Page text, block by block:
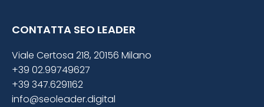
CONTATTA SEO LEADER
Viale Certosa 218, 20156 Milano
+39 02.99749627
+39 347.6291162
info@seoleader.digital